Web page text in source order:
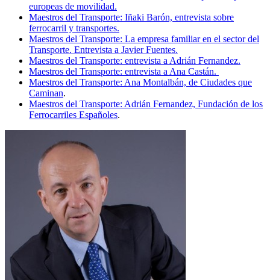
europeas de movilidad.
Maestros del Transporte: Iñaki Barón, entrevista sobre
ferrocarril y transportes.
Maestros del Transporte: La empresa familiar en el sector del
Transporte. Entrevista a Javier Fuentes.
Maestros del Transporte: entrevista a Adrián Fernandez.
Maestros del Transporte: entrevista a Ana Castán.
Maestros del Transporte: Ana Montalbán, de Ciudades que
Caminan.
Maestros del Transporte: Adrián Fernandez, Fundación de los
Ferrocarriles Españoles.